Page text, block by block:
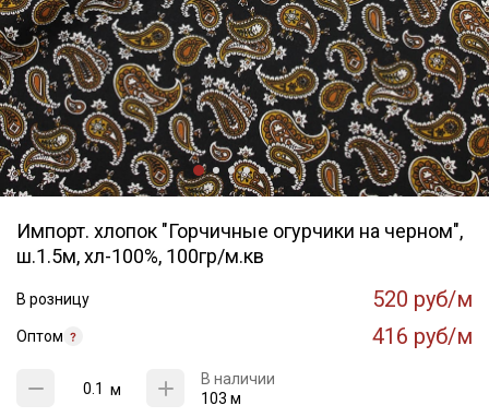
Импорт. хлопок "Горчичные огурчики на черном",
ш.1.5м, хл-100%, 100гр/м.кв
В розницу 520 руб/м
Оптом 416 руб/м
м
В наличии
103 м